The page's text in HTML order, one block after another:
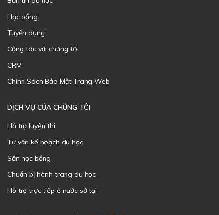
Học bổng
Tuyển dụng
Cộng tác với chúng tôi
CRM
Chính Sách Bảo Mật Trang Web
DỊCH VỤ CỦA CHÚNG TÔI
Hỗ trợ luyện thi
Tư vấn kế hoạch du học
Săn học bổng
Chuẩn bị hành trang du học
Hỗ trợ trực tiếp ở nước sở tại